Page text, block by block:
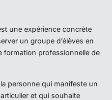
une expérience concrète
un groupe d’élèves en
formation professionnelle de
personne qui manifeste un
et qui souhaite